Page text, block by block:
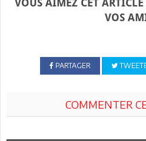
VOUS AIMEZ CET ARTICLE
VOS
PARTAGER
COMMENTER